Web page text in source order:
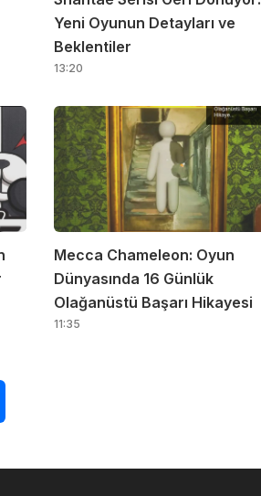
Yeni Oyunun Detayları ve
Beklentiler
13:20
Mecca Chameleon: Oyun
Dünyasında 16 Günlük
Olağanüstü Başarı Hikayesi
11:35